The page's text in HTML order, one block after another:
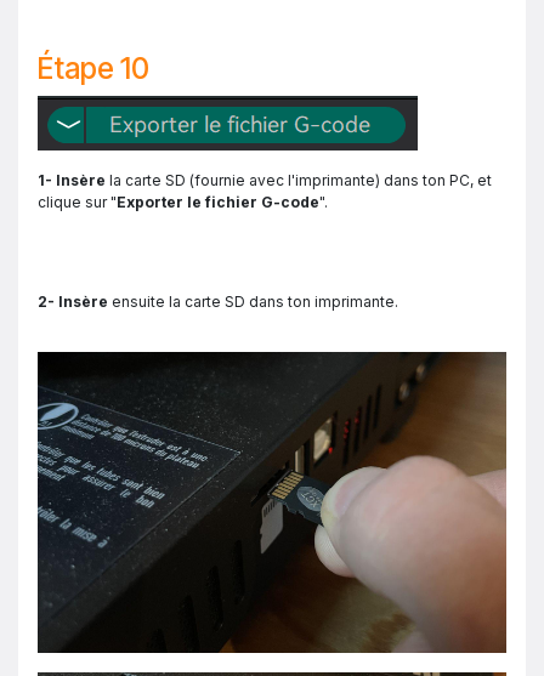
Étape 10
1- Insère la carte SD (fournie avec l'imprimante) dans ton PC, et
clique sur "Exporter le fichier G-code".
2- Insère ensuite la carte SD dans ton imprimante.